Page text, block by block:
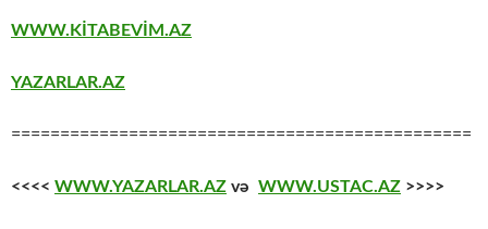
WWW.KİTABEVİM.AZ
YAZARLAR.AZ
===============================================
<<<< WWW.YAZARLAR.AZ və WWW.USTAC.AZ >>>>